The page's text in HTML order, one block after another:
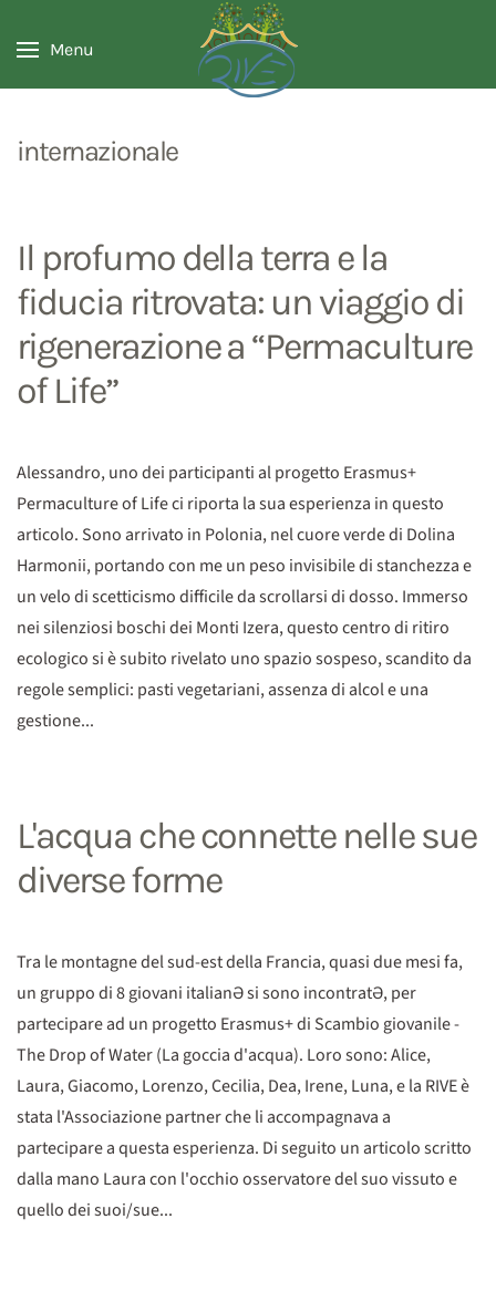
Menu
internazionale
Il profumo della terra e la
fiducia ritrovata: un viaggio di
rigenerazione a “Permaculture
of Life”
Alessandro, uno dei participanti al progetto Erasmus+
Permaculture of Life ci riporta la sua esperienza in questo
articolo. Sono arrivato in Polonia, nel cuore verde di Dolina
Harmonii, portando con me un peso invisibile di stanchezza e
un velo di scetticismo difficile da scrollarsi di dosso. Immerso
nei silenziosi boschi dei Monti Izera, questo centro di ritiro
ecologico si è subito rivelato uno spazio sospeso, scandito da
regole semplici: pasti vegetariani, assenza di alcol e una
gestione...
L'acqua che connette nelle sue
diverse forme
Tra le montagne del sud-est della Francia, quasi due mesi fa,
un gruppo di 8 giovani italianƏ si sono incontratƏ, per
partecipare ad un progetto Erasmus+ di Scambio giovanile -
The Drop of Water (La goccia d'acqua). Loro sono: Alice,
Laura, Giacomo, Lorenzo, Cecilia, Dea, Irene, Luna, e la RIVE è
stata l'Associazione partner che li accompagnava a
partecipare a questa esperienza. Di seguito un articolo scritto
dalla mano Laura con l'occhio osservatore del suo vissuto e
quello dei suoi/sue...